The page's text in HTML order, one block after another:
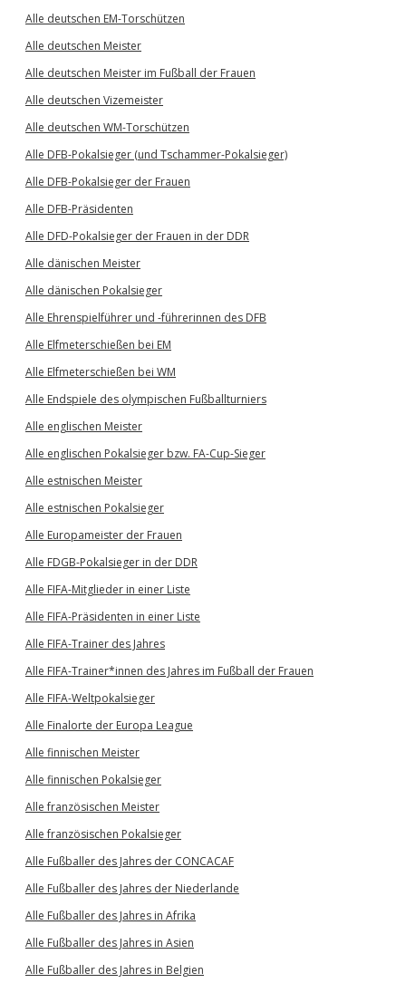
Alle deutschen EM-Torschützen
Alle deutschen Meister
Alle deutschen Meister im Fußball der Frauen
Alle deutschen Vizemeister
Alle deutschen WM-Torschützen
Alle DFB-Pokalsieger (und Tschammer-Pokalsieger)
Alle DFB-Pokalsieger der Frauen
Alle DFB-Präsidenten
Alle DFD-Pokalsieger der Frauen in der DDR
Alle dänischen Meister
Alle dänischen Pokalsieger
Alle Ehrenspielführer und -führerinnen des DFB
Alle Elfmeterschießen bei EM
Alle Elfmeterschießen bei WM
Alle Endspiele des olympischen Fußballturniers
Alle englischen Meister
Alle englischen Pokalsieger bzw. FA-Cup-Sieger
Alle estnischen Meister
Alle estnischen Pokalsieger
Alle Europameister der Frauen
Alle FDGB-Pokalsieger in der DDR
Alle FIFA-Mitglieder in einer Liste
Alle FIFA-Präsidenten in einer Liste
Alle FIFA-Trainer des Jahres
Alle FIFA-Trainer*innen des Jahres im Fußball der Frauen
Alle FIFA-Weltpokalsieger
Alle Finalorte der Europa League
Alle finnischen Meister
Alle finnischen Pokalsieger
Alle französischen Meister
Alle französischen Pokalsieger
Alle Fußballer des Jahres der CONCACAF
Alle Fußballer des Jahres der Niederlande
Alle Fußballer des Jahres in Afrika
Alle Fußballer des Jahres in Asien
Alle Fußballer des Jahres in Belgien